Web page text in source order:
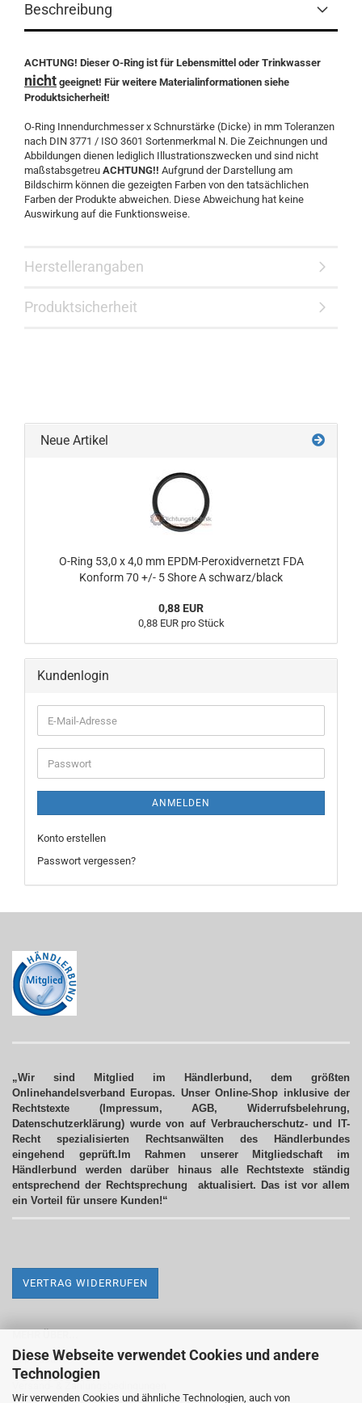
Diese Webseite verwendet Cookies und andere
Technologien
Wir verwenden Cookies und ähnliche Technologien, auch von
Beschreibung
ACHTUNG! Dieser O-Ring ist für Lebensmittel oder Trinkwasser
nicht geeignet! Für weitere Materialinformationen siehe
Produktsicherheit!
O-Ring Innendurchmesser x Schnurstärke (Dicke) in mm Toleranzen
nach DIN 3771 / ISO 3601 Sortenmerkmal N. Die Zeichnungen und
Abbildungen dienen lediglich Illustrationszwecken und sind nicht
maßstabsgetreu ACHTUNG!! Aufgrund der Darstellung am
Bildschirm können die gezeigten Farben von den tatsächlichen
Farben der Produkte abweichen. Diese Abweichung hat keine
Auswirkung auf die Funktionsweise.
Herstellerangaben
Produktsicherheit
Neue Artikel
O-Ring 53,0 x 4,0 mm EPDM-Peroxidvernetzt FDA
Konform 70 +/- 5 Shore A schwarz/black
0,88 EUR
0,88 EUR pro Stück
Kundenlogin
E-
Mail-
Adresse
Passwort
ANMELDEN
Konto erstellen
Passwort vergessen?
„Wir sind Mitglied im Händlerbund, dem größten
Onlinehandelsverband Europas. Unser Online-Shop inklusive der
Rechtstexte (Impressum, AGB, Widerrufsbelehrung,
Datenschutzerklärung) wurde von auf Verbraucherschutz- und IT-
Recht spezialisierten Rechtsanwälten des Händlerbundes
eingehend geprüft.Im Rahmen unserer Mitgliedschaft im
Händlerbund werden darüber hinaus alle Rechtstexte ständig
entsprechend der Rechtsprechung aktualisiert. Das ist vor allem
ein Vorteil für unsere Kunden!“
VERTRAG WIDERRUFEN
Impressum
Versand- & Zahlungsbedingungen